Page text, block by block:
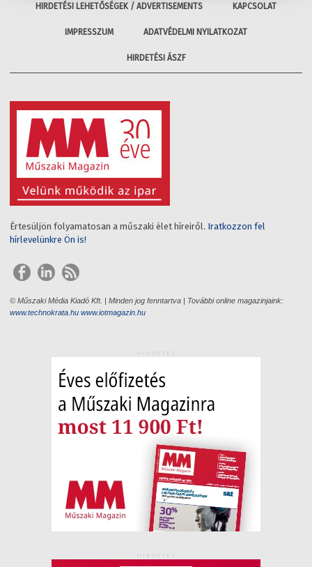
HIRDETÉSI LEHETŐSÉGEK / ADVERTISEMENTS KAPCSOLAT
IMPRESSZUM ADATVÉDELMI NYILATKOZAT
HIRDETÉSI ÁSZF
Értesüljön folyamatosan a műszaki élet híreiről. Iratkozzon fel
hírlevelünkre Ön is!
© Műszaki Média Kiadó Kft. | Minden jog fenntartva | További online magazinjaink:
www.technokrata.hu www.iotmagazin.hu
HIRDETÉS
HIRDETÉS